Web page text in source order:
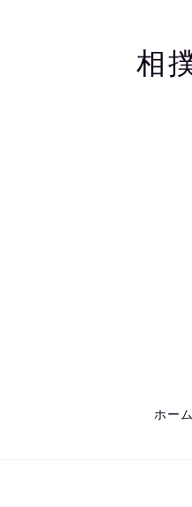
相
ホーム